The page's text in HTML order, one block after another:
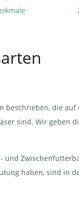
beschrieben, die
sind. Wir geben
und
haben, sind in